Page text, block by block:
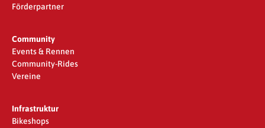
Förderpartner
Community
Events & Rennen
Community-Rides
Vereine
Infrastruktur
Bikeshops